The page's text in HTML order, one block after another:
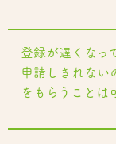
登録が遅くなっ
申請しきれない
をもらうことは